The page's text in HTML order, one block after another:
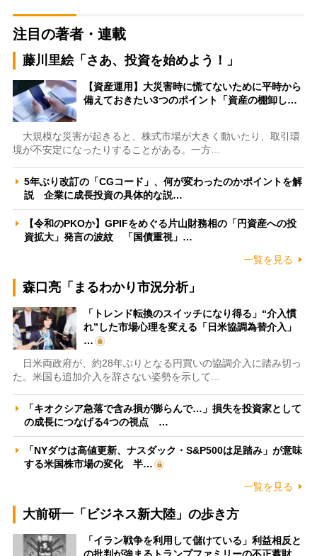
注目の著者・連載
藤川里絵「さあ、投資を始めよう！」
【資産運用】大災害時に慌てないために平時から
備えておきたい3つのポイント「資産の棚卸し…
大規模な災害が起きると、株式市場が大きく動いたり、取引環
境が不安定になったりすることがある。一方…
5年ぶり改訂の「CGコード」、何が変わったのかポイントを解
説 企業に成長投資の具体的な説…
【令和のPKOか】GPIFをめぐる片山財務相の「円資産への投
資拡大」発言の波紋 「国債重視」…
一覧を見る
森口亮「まるわかり市況分析」
「トレンド転換のスイッチになり得る」“介入慣
れ”した市場心理を変える「日米協調為替介入」
…
日米両政府が、約28年ぶりとなる円買いの協調介入に踏み切っ
た。米国も追加介入を辞さない姿勢を示して…
「キオクシア急落で含み損が膨らんで…」損失を投資家として
の成長につなげる4つの視点 …
「NYダウは高値更新、ナスダック・S&P500は足踏み」が意味
する米国株市場の変化 半…
一覧を見る
大前研一「ビジネス新大陸」の歩き方
「イラン戦争を利用して儲けている」利益相反と
の批判が強まるトランプファミリーの不正蓄財